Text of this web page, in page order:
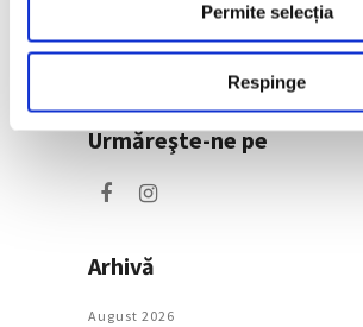
Permite selecția
Respinge
Urmăreşte-ne pe
Arhivă
August 2026